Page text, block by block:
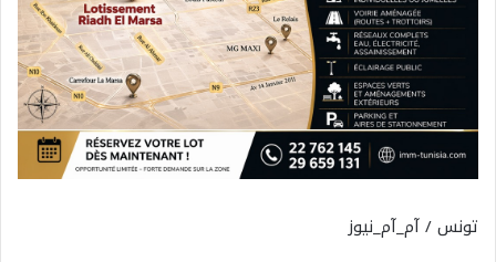
تونس / آم_آم_نيوز